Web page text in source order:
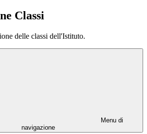
Classi
delle classi dell'Istituto.
Menu di
navigazione